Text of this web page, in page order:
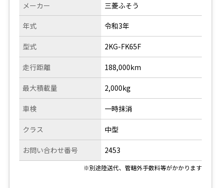
メーカー
年式
型式
走行距離
三菱ふそう
令和3年
2KG-FK65F
188,000km
最大積載量
車検
クラス
お問い合わせ番号
2,000kg
一時抹消
中型
2453
※別途陸送代、管轄外手数料等がかかります